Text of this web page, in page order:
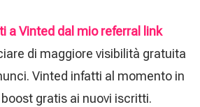
positiva
in modo professionale
professionisti
a Vinted dal mio referral link
di maggiore visibilità gratuita
Vinted infatti al momento in
gratis ai nuovi iscritti.